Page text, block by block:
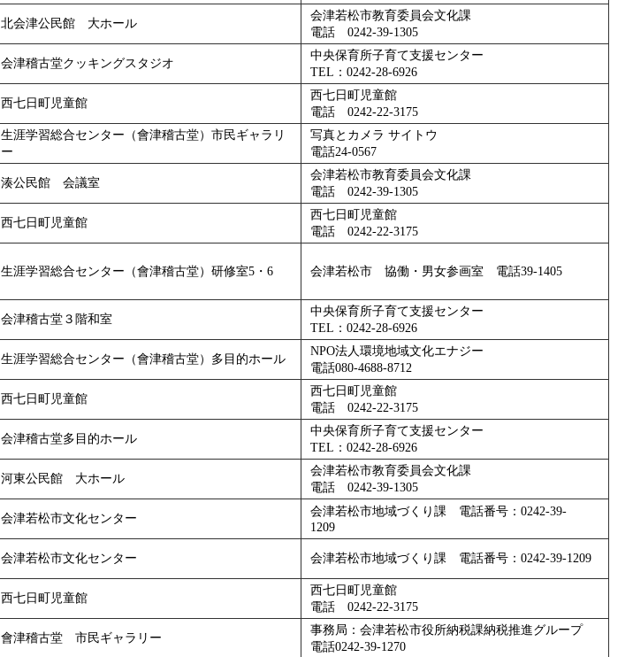
北会津公民館 大ホール
会津若松市教育委員会文化課
電話 0242-39-1305
会津稽古堂クッキングスタジオ
中央保育所子育て支援センター
TEL：0242-28-6926
西七日町児童館
西七日町児童館
電話 0242-22-3175
生涯学習総合センター（會津稽古堂）市民ギャラリ
ー
写真とカメラ サイトウ
電話24-0567
湊公民館 会議室
会津若松市教育委員会文化課
電話 0242-39-1305
西七日町児童館
西七日町児童館
電話 0242-22-3175
生涯学習総合センター（會津稽古堂）研修室5・6 会津若松市 協働・男女参画室 電話39-1405
会津稽古堂３階和室
中央保育所子育て支援センター
TEL：0242-28-6926
生涯学習総合センター（會津稽古堂）多目的ホール
NPO法人環境地域文化エナジー
電話080-4688-8712
西七日町児童館
西七日町児童館
電話 0242-22-3175
会津稽古堂多目的ホール
中央保育所子育て支援センター
TEL：0242-28-6926
河東公民館 大ホール
会津若松市教育委員会文化課
電話 0242-39-1305
会津若松市文化センター
会津若松市地域づくり課 電話番号：0242-39-
1209
会津若松市文化センター 会津若松市地域づくり課 電話番号：0242-39-1209
西七日町児童館
西七日町児童館
電話 0242-22-3175
會津稽古堂 市民ギャラリー
事務局：会津若松市役所納税課納税推進グループ
電話0242-39-1270